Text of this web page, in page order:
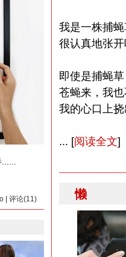
| 评论(11)
我是一株捕
很认真地张
即使是捕蝇
苍蝇来，我
我的心口上
... [阅读全文]
懒